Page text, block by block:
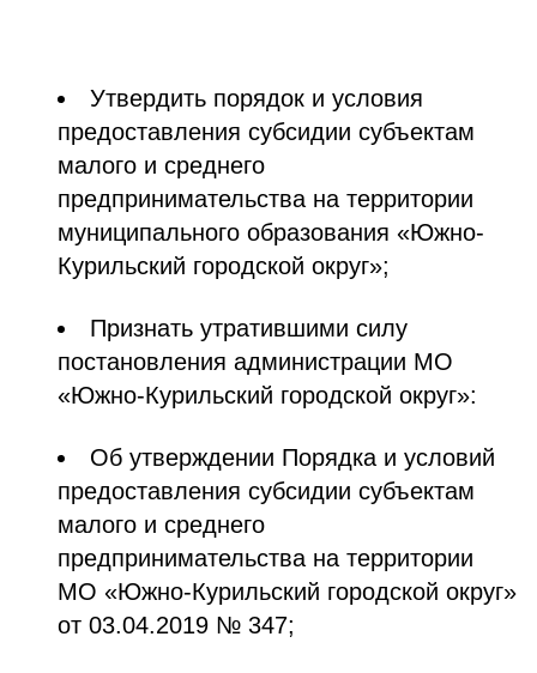
Утвердить порядок и условия
предоставления субсидии субъектам
малого и среднего
предпринимательства на территории
муниципального образования «Южно-
Курильский городской округ»;
Признать утратившими силу
постановления администрации МО
«Южно-Курильский городской округ»:
Об утверждении Порядка и условий
предоставления субсидии субъектам
малого и среднего
предпринимательства на территории
МО «Южно-Курильский городской округ»
от 03.04.2019 № 347;